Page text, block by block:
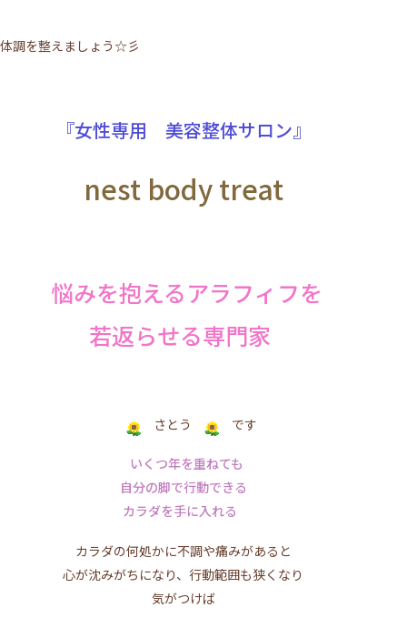
体調を整えましょう☆彡
『女性専用 美容整体サロン』
nest body treat
悩みを抱えるアラフィフを
若返らせる専門家
さとう です
いくつ年を重ねても
自分の脚で行動できる
カラダを手に入れる
カラダの何処かに不調や痛みがあると
心が沈みがちになり、行動範囲も狭くなり
気がつけば